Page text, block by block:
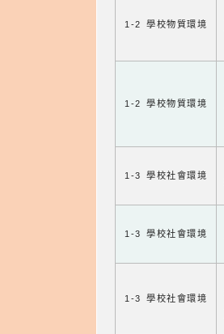
1-2 學校物質環境
1-2 學校物質環境
1-3 學校社會環境
1-3 學校社會環境
1-3 學校社會環境